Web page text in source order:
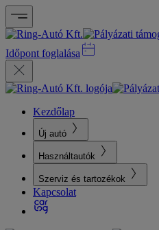
Időpont foglalása
Kezdőlap
Új autó
Használtautók
Szerviz és tartozékok
Kapcsolat